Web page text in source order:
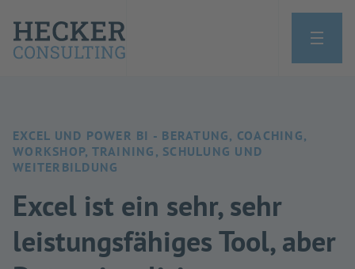
EXCEL UND POWER BI - BERATUNG, COACHING,
WORKSHOP, TRAINING, SCHULUNG UND
WEITERBILDUNG
Excel ist ein sehr, sehr
leistungsfähiges Tool, aber